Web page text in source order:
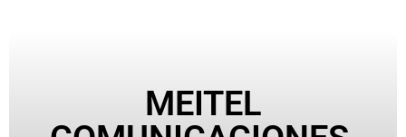
MEITEL